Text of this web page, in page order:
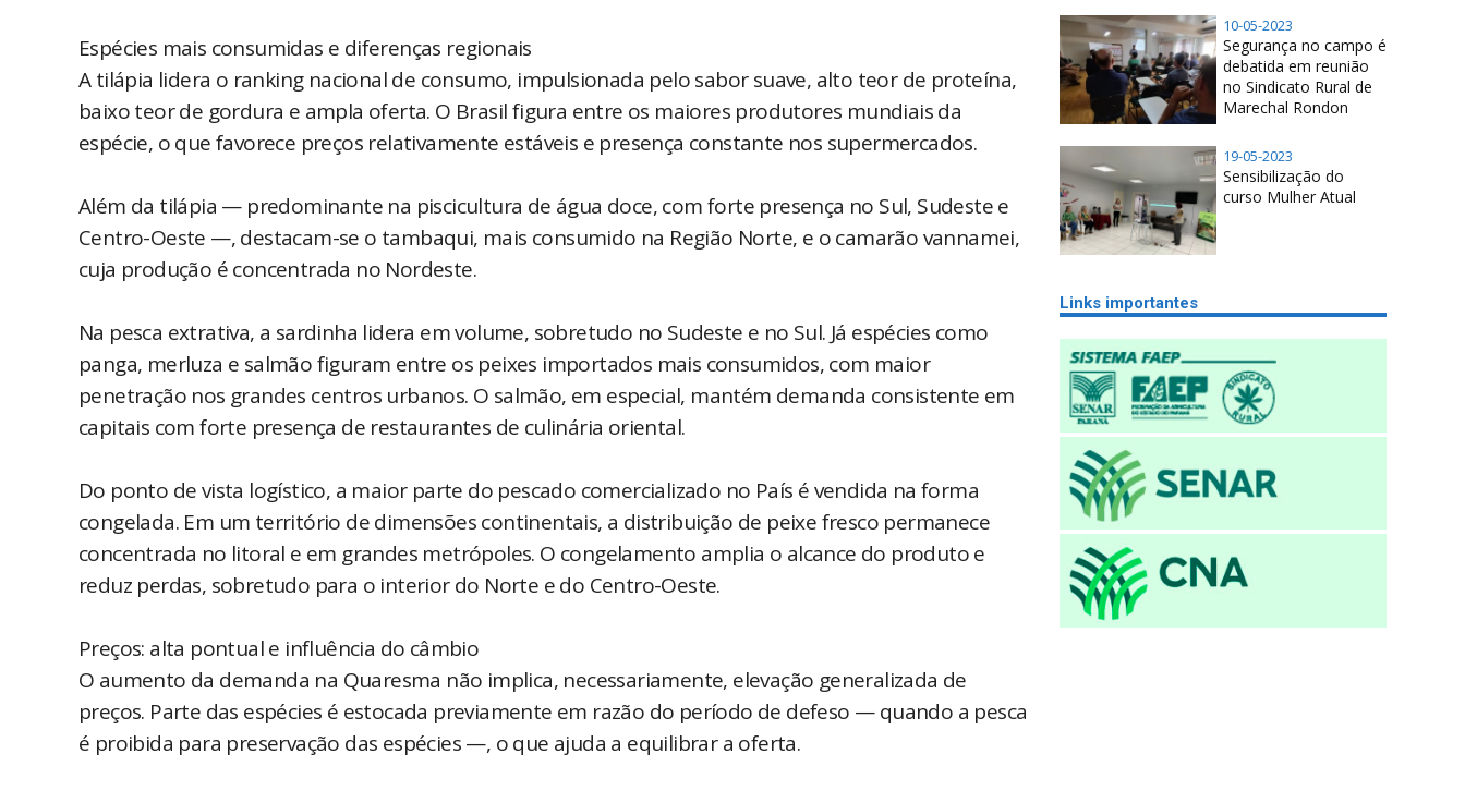
Espécies mais consumidas e diferenças regionais
A tilápia lidera o ranking nacional de consumo, impulsionada pelo sabor suave, alto teor de proteína,
baixo teor de gordura e ampla oferta. O Brasil figura entre os maiores produtores mundiais da
espécie, o que favorece preços relativamente estáveis e presença constante nos supermercados.
Além da tilápia — predominante na piscicultura de água doce, com forte presença no Sul, Sudeste e
Centro-Oeste —, destacam-se o tambaqui, mais consumido na Região Norte, e o camarão vannamei,
cuja produção é concentrada no Nordeste.
Na pesca extrativa, a sardinha lidera em volume, sobretudo no Sudeste e no Sul. Já espécies como
panga, merluza e salmão figuram entre os peixes importados mais consumidos, com maior
penetração nos grandes centros urbanos. O salmão, em especial, mantém demanda consistente em
capitais com forte presença de restaurantes de culinária oriental.
Do ponto de vista logístico, a maior parte do pescado comercializado no País é vendida na forma
congelada. Em um território de dimensões continentais, a distribuição de peixe fresco permanece
concentrada no litoral e em grandes metrópoles. O congelamento amplia o alcance do produto e
reduz perdas, sobretudo para o interior do Norte e do Centro-Oeste.
Preços: alta pontual e influência do câmbio
O aumento da demanda na Quaresma não implica, necessariamente, elevação generalizada de
preços. Parte das espécies é estocada previamente em razão do período de defeso — quando a pesca
é proibida para preservação das espécies —, o que ajuda a equilibrar a oferta.
10-05-2023
Segurança no campo é
debatida em reunião
no Sindicato Rural de
Marechal Rondon
19-05-2023
Sensibilização do
curso Mulher Atual
Links importantes